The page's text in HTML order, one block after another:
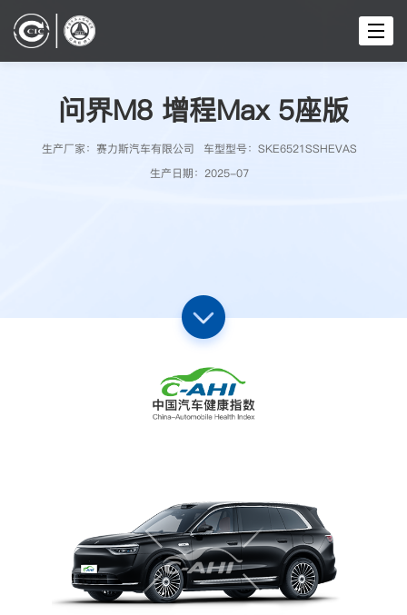
切
换
问界M8 增程Max 5座版
生产厂家： 赛力斯汽车有限公司 车型型号： SKE6521SSHEVAS
生产日期： 2025-07